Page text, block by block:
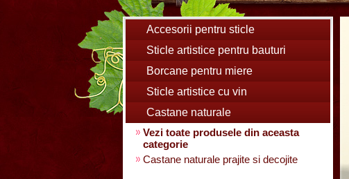
Accesorii pentru sticle
Sticle artistice pentru bauturi
Borcane pentru miere
Sticle artistice cu vin
Castane naturale
Vezi toate produsele din aceasta
categorie
Castane naturale prajite si decojite